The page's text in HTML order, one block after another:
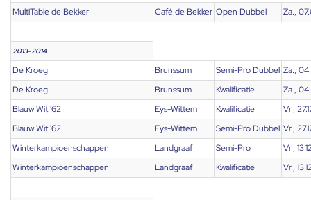
MultiTable de Bekker Café de Bekker Open Dubbel Za.,
2013-2014
De Kroeg Brunssum Semi-Pro Dubbel Za.,
De Kroeg
Brunssum Kwalificatie
Za.,
Blauw Wit '62
Eys-Wittem Kwalificatie
Vr.,
Blauw Wit '62
Eys-Wittem Semi-Pro Dubbel Vr.,
Winterkampioenschappen
Landgraaf Semi-Pro
Vr.,
Winterkampioenschappen
Landgraaf Kwalificatie Vr.,